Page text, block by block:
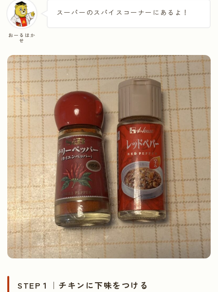
おーるはか
せ
スーパーのスパイスコーナーにあるよ！
STEP１｜チキンに下味をつける